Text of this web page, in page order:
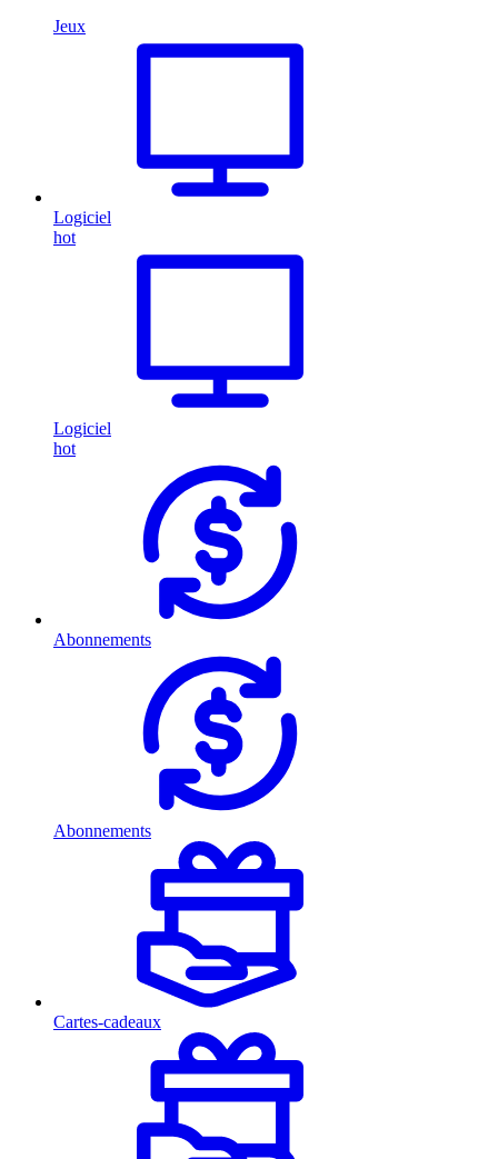
Jeux
Logiciel
hot
Logiciel
hot
Abonnements
Abonnements
Cartes-cadeaux